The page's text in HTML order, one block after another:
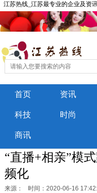
江苏热线_江苏最专业的企业及资
首页 资讯
科技 时尚
商讯
“直播+相亲”模
频化
来源： 时间：2020-06-16